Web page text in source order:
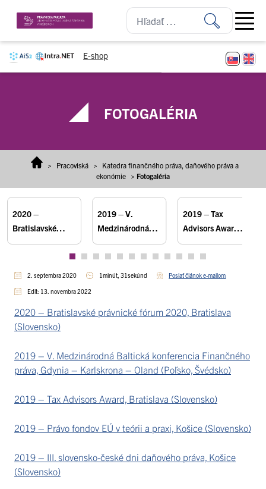
E-shop
Open
FOTOGALÉRIA
> Pracoviská >
Katedra finančného práva, daňového práva a
ekonómie > Fotogaléria
2020 –
Bratislavské
právnické fórum
2020, Bratislava
(Slovensko)
2019 – V.
Medzinárodná
Baltická
konferencia
Finančného
Oland (Poľsko,
2019 – Tax
Advisors Award,
Bratislava
(Slovensko)
2. septembra 2020 1minút, 31sekúnd Poslať článok e-mailom
Edit: 13. novembra 2022
2020 – Bratislavské právnické fórum 2020, Bratislava
(Slovensko)
2019 – V. Medzinárodná Baltická konferencia Finančného
práva, Gdynia – Karlskrona – Oland (Poľsko, Švédsko)
2019 – Tax Advisors Award, Bratislava (Slovensko)
2019 – Právo fondov EÚ v teórii a praxi, Košice (Slovensko)
2019 – III. slovensko-české dni daňového práva, Košice
(Slovensko)